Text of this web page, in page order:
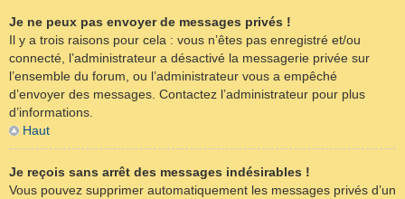
Je ne peux pas envoyer de messages privés !
Il y a trois raisons pour cela : vous n’êtes pas enregistré et/ou
connecté, l’administrateur a désactivé la messagerie privée sur
l’ensemble du forum, ou l’administrateur vous a empêché
d’envoyer des messages. Contactez l’administrateur pour plus
d’informations.
Haut
Je reçois sans arrêt des messages indésirables !
Vous pouvez supprimer automatiquement les messages privés d’un